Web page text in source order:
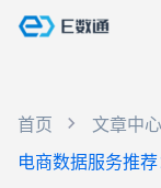
首页
文章中心
电商数据服务推